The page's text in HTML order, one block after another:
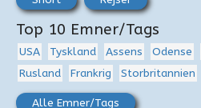
Top 10 Emner/Tags
USA Tyskland Assens Odense
Rusland
Frankrig Storbritannien
Alle Emner/Tags